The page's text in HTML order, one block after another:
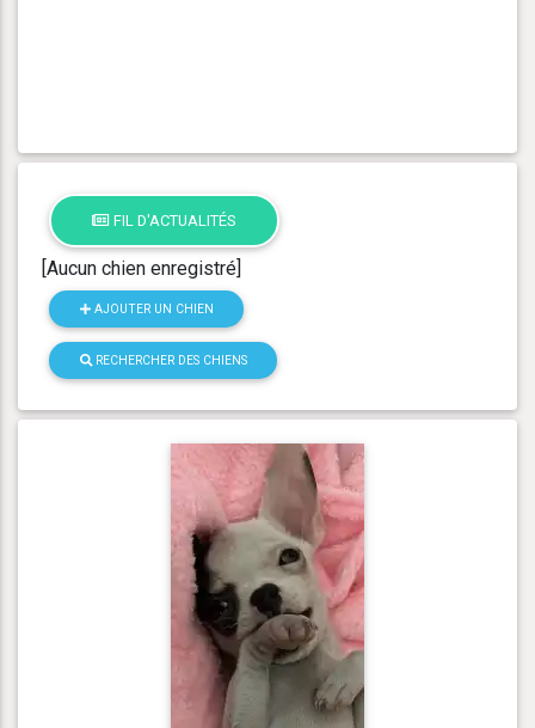
FIL D'ACTUALITÉS
[Aucun chien enregistré]
AJOUTER UN CHIEN
RECHERCHER DES CHIENS